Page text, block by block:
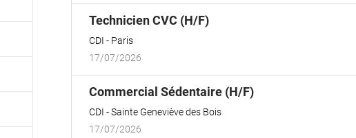
Technicien CVC (H/F)(Nouvelle
CDI
Paris
17/07/2026
Commercial Sédentaire (H/F)(Nouvelle
CDI
Sainte Geneviève des Bois
17/07/2026